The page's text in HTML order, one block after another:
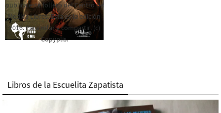
publica este folleto del Centro de
Medios Libres. Esta es la edición
2016. Para rolar y compartir. (c)
Copyplis.
Libros de la Escuelita Zapatista